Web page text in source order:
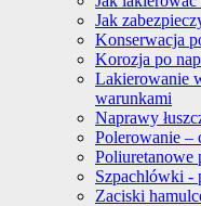
Jak
Konserwacja
Korozja po
Lakierowanie
warunkami
Naprawy
Polerowanie –
Poliuretanowe
Szpachlówki -
Zaciski